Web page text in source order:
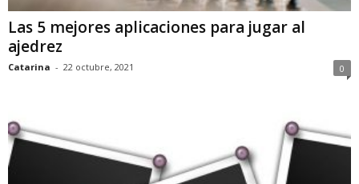
Las 5 mejores aplicaciones para jugar al
ajedrez
Catarina - 22 octubre, 2021 0